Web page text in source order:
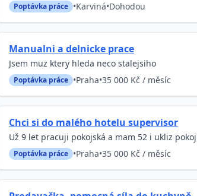
Poptávka práce •Karviná•Dohodou
Manualni a delnicke prace
Jsem muz ktery hleda neco stalejsiho
Poptávka práce •Praha•35 000 Kč / měsíc
Chci si do malého hotelu supervisor
Už 9 let pracuji pokojská a mam 52 i ukliz
Poptávka práce •Praha•35 000 Kč / měsíc